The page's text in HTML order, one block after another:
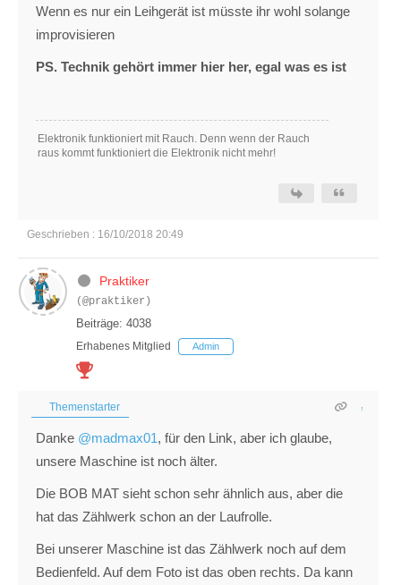
Wenn es nur ein Leihgerät ist müsste ihr wohl solange
improvisieren
PS. Technik gehört immer hier her, egal was es ist
Elektronik funktioniert mit Rauch. Denn wenn der Rauch
raus kommt funktioniert die Elektronik nicht mehr!
Geschrieben : 16/10/2018 20:49
Praktiker
(@praktiker)
Beiträge: 4038
Erhabenes Mitglied Admin
Themenstarter
Danke @madmax01, für den Link, aber ich glaube,
unsere Maschine ist noch älter.
Die BOB MAT sieht schon sehr ähnlich aus, aber die
hat das Zählwerk schon an der Laufrolle.
Bei unserer Maschine ist das Zählwerk noch auf dem
Bedienfeld. Auf dem Foto ist das oben rechts. Da kann